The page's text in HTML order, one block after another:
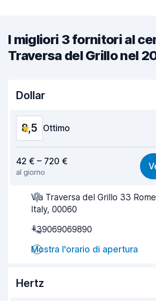
I migliori 3 fornitori al
Traversa del Grillo nel
Dollar
8,5 Ottimo
Facile da trovare
Gentilezza degli agenti
Condizioni dell'auto
42 € – 720 €
al giorno
Via Traversa del Grillo 33
Italy, 00060
+39069069890
Mostra l'orario di apertura
Hertz